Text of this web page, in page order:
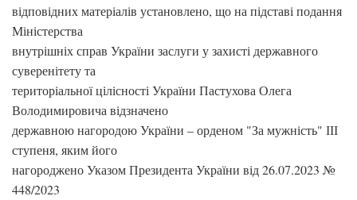
відповідних матеріалів установлено, що на підставі подання
Міністерства
внутрішніх справ України заслуги у захисті державного
суверенітету та
територіальної цілісності України Пастухова Олега
Володимировича відзначено
державною нагородою України – орденом "За мужність" ІІІ
ступеня, яким його
нагороджено Указом Президента України від 26.07.2023 №
448/2023